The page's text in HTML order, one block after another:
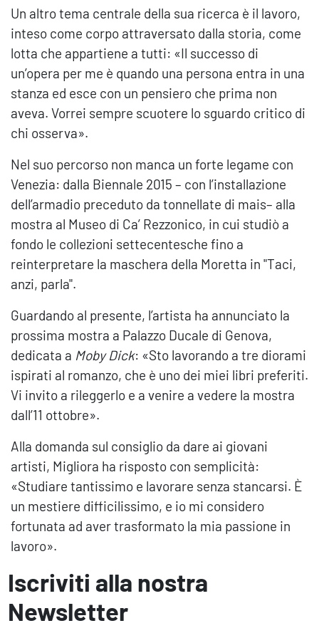
Un altro tema centrale della sua ricerca è il lavoro,
inteso come corpo attraversato dalla storia, come
lotta che appartiene a tutti: «Il successo di
un’opera per me è quando una persona entra in una
stanza ed esce con un pensiero che prima non
aveva. Vorrei sempre scuotere lo sguardo critico di
chi osserva».
Nel suo percorso non manca un forte legame con
Venezia: dalla Biennale 2015 – con l’installazione
dell’armadio preceduto da tonnellate di mais– alla
mostra al Museo di Ca’ Rezzonico, in cui studiò a
fondo le collezioni settecentesche fino a
reinterpretare la maschera della Moretta in "Taci,
anzi, parla".
Guardando al presente, l’artista ha annunciato la
prossima mostra a Palazzo Ducale di Genova,
dedicata a Moby Dick: «Sto lavorando a tre diorami
ispirati al romanzo, che è uno dei miei libri preferiti.
Vi invito a rileggerlo e a venire a vedere la mostra
dall’11 ottobre».
Alla domanda sul consiglio da dare ai giovani
artisti, Migliora ha risposto con semplicità:
«Studiare tantissimo e lavorare senza stancarsi. È
un mestiere difficilissimo, e io mi considero
fortunata ad aver trasformato la mia passione in
lavoro».
Iscriviti alla nostra
Newsletter